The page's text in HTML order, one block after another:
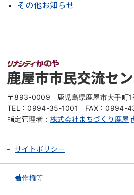
その他お知らせ
〒893-0009
鹿児島県鹿屋市大手町1
TEL：0994-35-1001
FAX：0994-
指定管理者： 株式会社まちづくり鹿屋
サイトポリシー
著作権等